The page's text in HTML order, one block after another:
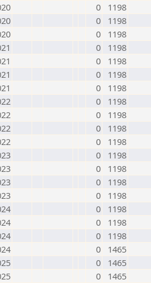
0
1198
0
1198
0
1198
0
1198
0
1198
0
1198
0
1198
0
1198
0
1198
0
1198
0
1198
0
1198
0
1198
0
1198
0
1198
0
1198
0
1198
0
1198
0
1465
0
1465
0
1465